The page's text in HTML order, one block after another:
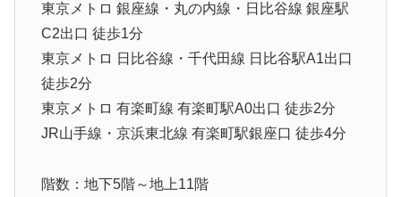
東京メトロ 銀座線・丸の内線・日比谷線 銀座駅
C2出口 徒歩1分
東京メトロ 日比谷線・千代田線 日比谷駅A1出口
徒歩2分
東京メトロ 有楽町線 有楽町駅A0出口 徒歩2分
JR山手線・京浜東北線 有楽町駅銀座口 徒歩4分
階数：地下5階～地上11階